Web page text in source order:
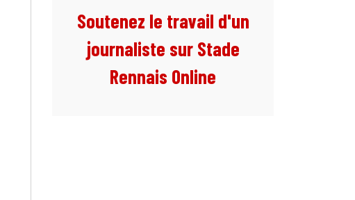
Soutenez le travail d'un
journaliste sur Stade
Rennais Online